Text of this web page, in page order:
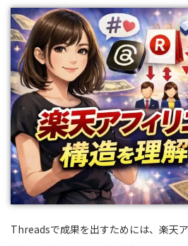
Threadsで成果を出すためには、楽天